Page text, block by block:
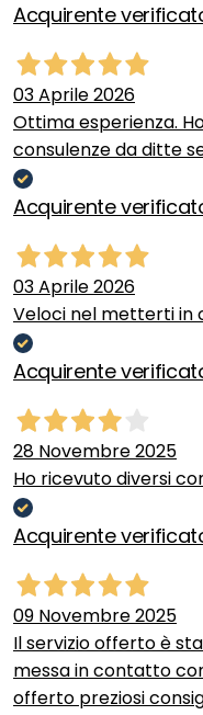
Acquirente
03 Aprile 2026
Ottima esperienza.
consulenze da ditte
Acquirente
03 Aprile 2026
Veloci nel metterti in
Acquirente
28 Novembre 2025
Ho ricevuto diversi
Acquirente
09 Novembre 2025
Il servizio offerto è
messa in contatto
offerto preziosi